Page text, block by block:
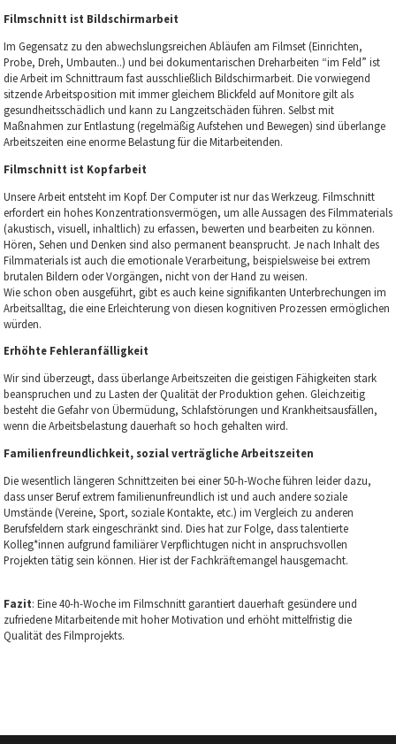
Filmschnitt ist Bildschirmarbeit
Im Gegensatz zu den abwechslungsreichen Abläufen am Filmset (Einrichten,
Probe, Dreh, Umbauten..) und bei dokumentarischen Dreharbeiten “im Feld” ist
die Arbeit im Schnittraum fast ausschließlich Bildschirmarbeit. Die vorwiegend
sitzende Arbeitsposition mit immer gleichem Blickfeld auf Monitore gilt als
gesundheitsschädlich und kann zu Langzeitschäden führen. Selbst mit
Maßnahmen zur Entlastung (regelmäßig Aufstehen und Bewegen) sind überlange
Arbeitszeiten eine enorme Belastung für die Mitarbeitenden.
Filmschnitt ist Kopfarbeit
Unsere Arbeit entsteht im Kopf. Der Computer ist nur das Werkzeug. Filmschnitt
erfordert ein hohes Konzentrationsvermögen, um alle Aussagen des Filmmaterials
(akustisch, visuell, inhaltlich) zu erfassen, bewerten und bearbeiten zu können.
Hören, Sehen und Denken sind also permanent beansprucht. Je nach Inhalt des
Filmmaterials ist auch die emotionale Verarbeitung, beispielsweise bei extrem
brutalen Bildern oder Vorgängen, nicht von der Hand zu weisen.
Wie schon oben ausgeführt, gibt es auch keine signifikanten Unterbrechungen im
Arbeitsalltag, die eine Erleichterung von diesen kognitiven Prozessen ermöglichen
würden.
Erhöhte Fehleranfälligkeit
Wir sind überzeugt, dass überlange Arbeitszeiten die geistigen Fähigkeiten stark
beanspruchen und zu Lasten der Qualität der Produktion gehen. Gleichzeitig
besteht die Gefahr von Übermüdung, Schlafstörungen und Krankheitsausfällen,
wenn die Arbeitsbelastung dauerhaft so hoch gehalten wird.
Familienfreundlichkeit, sozial verträgliche Arbeitszeiten
Die wesentlich längeren Schnittzeiten bei einer 50-h-Woche führen leider dazu,
dass unser Beruf extrem familienunfreundlich ist und auch andere soziale
Umstände (Vereine, Sport, soziale Kontakte, etc.) im Vergleich zu anderen
Berufsfeldern stark eingeschränkt sind. Dies hat zur Folge, dass talentierte
Kolleg*innen aufgrund familiärer Verpflichtugen nicht in anspruchsvollen
Projekten tätig sein können. Hier ist der Fachkräftemangel hausgemacht.
Fazit: Eine 40-h-Woche im Filmschnitt garantiert dauerhaft gesündere und
zufriedene Mitarbeitende mit hoher Motivation und erhöht mittelfristig die
Qualität des Filmprojekts.